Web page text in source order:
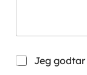
*
S
Jeg godtar